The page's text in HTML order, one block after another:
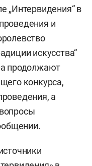
„Интервидения“ в
и
искусства“
продолжают
конкурса,
а